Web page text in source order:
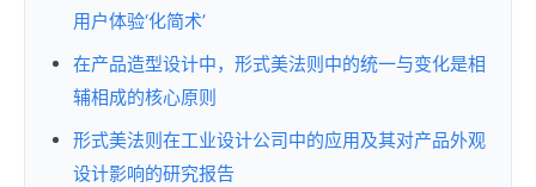
用户体验‘化简术’
在产品造型设计中，形式美法则中的‌统一与变化‌是相
辅相成的核心原则
形式美法则在工业设计公司中的应用及其对产品外观
设计影响的研究报告